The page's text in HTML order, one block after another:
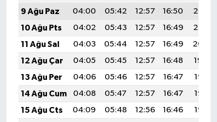
9 Ağu Paz
04:00 05:42 12:57 16:50
20:03
10 Ağu Pts
04:02 05:43 12:57 16:49
20:02
11 Ağu Sal
04:03 05:44 12:57 16:49
20:00
12 Ağu Çar
04:05 05:45 12:57 16:48
19:59
13 Ağu Per
04:06 05:46 12:57 16:47
19:58
14 Ağu Cum
04:08 05:47 12:57 16:47
19:56
15 Ağu Cts
04:09 05:48 12:56 16:46
19:55